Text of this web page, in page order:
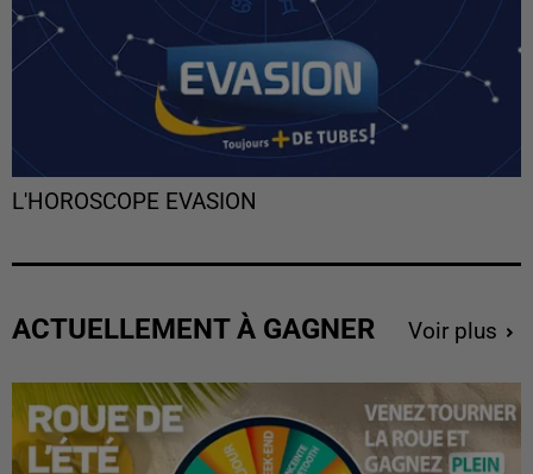
L'HOROSCOPE EVASION
ACTUELLEMENT À GAGNER Voir plus